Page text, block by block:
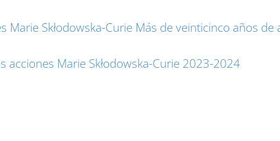
Marie Skłodowska-Curie Más de veinticinco años
acciones Marie Skłodowska-Curie 2023-2024